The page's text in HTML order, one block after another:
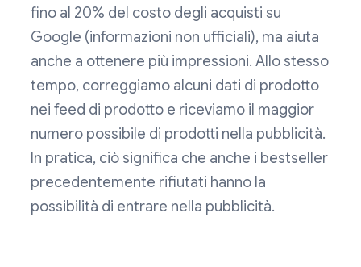
fino al 20% del costo degli acquisti su
Google (informazioni non ufficiali), ma aiuta
anche a ottenere più impressioni. Allo stesso
tempo, correggiamo alcuni dati di prodotto
nei feed di prodotto e riceviamo il maggior
numero possibile di prodotti nella pubblicità.
In pratica, ciò significa che anche i bestseller
precedentemente rifiutati hanno la
possibilità di entrare nella pubblicità.